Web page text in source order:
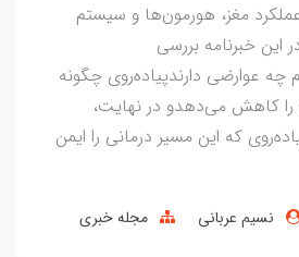
مغز، هورمون‌ها و سیستم
این خبرنامه بررسی
عوارضی دارندپیاده‌روی چگونه
کاهش می‌دهدو در نهایت،
که این مسیر درمانی را ایمن
نسیم عربانی مجله خبری